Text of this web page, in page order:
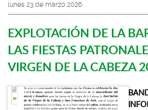
lunes 23 de marzo 2026
EXPLOTACIÓN DE LA
LAS FIESTAS
VIRGEN DE LA CABEZA